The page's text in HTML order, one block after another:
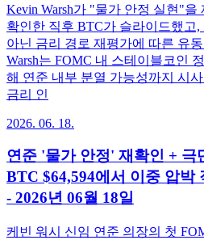
Kevin Warsh가 "물가 안정 실현"
확인한 직후 BTC가 슬라이드했고,
아닌 금리 경로 재평가에 따른 유
Warsh는 FOMC 내 스테이블코인
해 연준 내부 분열 가능성까지 시
금리 인
2026. 06. 18.
연준 '물가 안정' 재확인 +
BTC $64,594에서 이중 압박
- 2026년 06월 18일
케빈 워시 신임 연준 의장의 첫